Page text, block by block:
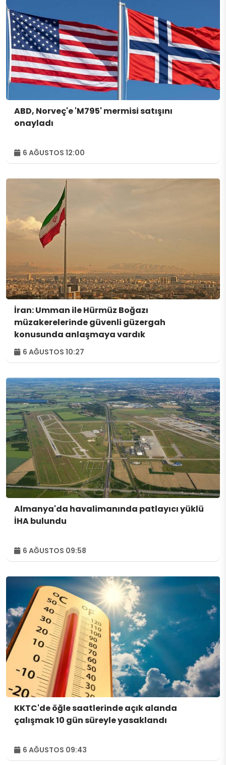
ABD, Norveç'e 'M795' mermisi satışını
onayladı
6 AĞUSTOS 12:00
İran: Umman ile Hürmüz Boğazı
müzakerelerinde güvenli güzergah
konusunda anlaşmaya vardık
6 AĞUSTOS 10:27
Almanya'da havalimanında patlayıcı yüklü
İHA bulundu
6 AĞUSTOS 09:58
KKTC'de öğle saatlerinde açık alanda
çalışmak 10 gün süreyle yasaklandı
6 AĞUSTOS 09:43